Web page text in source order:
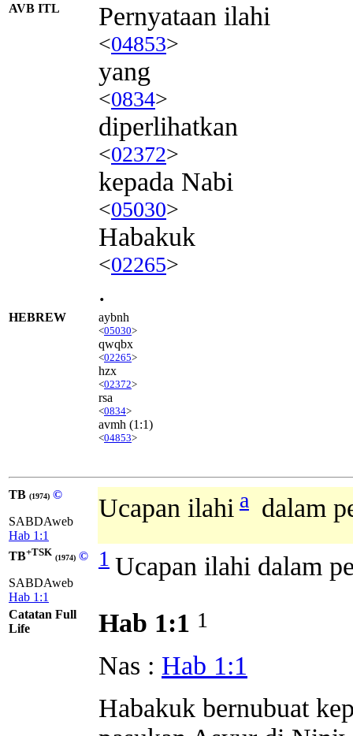
AVB ITL Pernyataan ilahi
<04853>
yang
<0834>
diperlihatkan
<02372>
kepada Nabi
<05030>
Habakuk
<02265>
.
HEBREW aybnh
<05030>
qwqbx
<02265>
hzx
<02372>
rsa
<0834>
avmh (1:1)
<04853>
TB (1974) ©
SABDAweb
Hab 1:1
Ucapan ilahi a dalam
TB+TSK (1974) ©
SABDAweb
Hab 1:1
1 Ucapan ilahi dalam
Catatan Full
Life
Hab 1:1 1
Nas : Hab 1:1
Habakuk bernubuat